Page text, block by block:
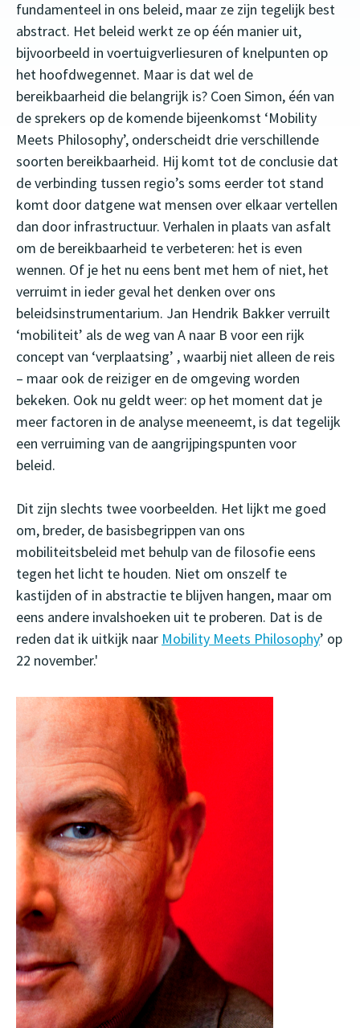
fundamenteel in ons beleid, maar ze zijn tegelijk best
abstract. Het beleid werkt ze op één manier uit,
bijvoorbeeld in voertuigverliesuren of knelpunten op
het hoofdwegennet. Maar is dat wel de
bereikbaarheid die belangrijk is? Coen Simon, één van
de sprekers op de komende bijeenkomst ‘Mobility
Meets Philosophy’, onderscheidt drie verschillende
soorten bereikbaarheid. Hij komt tot de conclusie dat
de verbinding tussen regio’s soms eerder tot stand
komt door datgene wat mensen over elkaar vertellen
dan door infrastructuur. Verhalen in plaats van asfalt
om de bereikbaarheid te verbeteren: het is even
wennen. Of je het nu eens bent met hem of niet, het
verruimt in ieder geval het denken over ons
beleidsinstrumentarium. Jan Hendrik Bakker verruilt
‘mobiliteit’ als de weg van A naar B voor een rijk
concept van ‘verplaatsing’ , waarbij niet alleen de reis
– maar ook de reiziger en de omgeving worden
bekeken. Ook nu geldt weer: op het moment dat je
meer factoren in de analyse meeneemt, is dat tegelijk
een verruiming van de aangrijpingspunten voor
beleid.
Dit zijn slechts twee voorbeelden. Het lijkt me goed
om, breder, de basisbegrippen van ons
mobiliteitsbeleid met behulp van de filosofie eens
tegen het licht te houden. Niet om onszelf te
kastijden of in abstractie te blijven hangen, maar om
eens andere invalshoeken uit te proberen. Dat is de
reden dat ik uitkijk naar Mobility Meets Philosophy’ op
22 november.'